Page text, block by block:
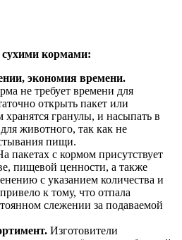
кормами:
экономия времени.
не требует времени для
открыть пакет или
хранятся гранулы, и насыпать в
животного, так как не
пищи.
пакетах с кормом присутствует
пищевой ценности, а также
с указанием количества и
к тому, что отпала
слежении за подаваемой
Изготовители